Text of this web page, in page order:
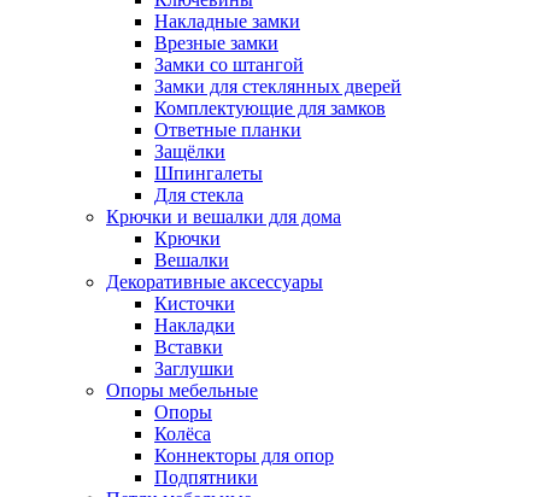
Накладные замки
Врезные замки
Замки со штангой
Замки для стеклянных дверей
Комплектующие для замков
Ответные планки
Защёлки
Шпингалеты
Для стекла
Крючки и вешалки для дома
Крючки
Вешалки
Декоративные аксессуары
Кисточки
Накладки
Вставки
Заглушки
Опоры мебельные
Опоры
Колёса
Коннекторы для опор
Подпятники